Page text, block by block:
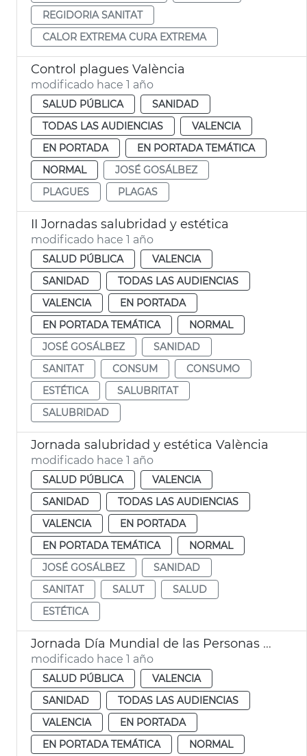
REGIDORIA SANITAT
CALOR EXTREMA CURA EXTREMA
Control plagues València
modificado hace 1 año
SALUD PÚBLICA
SANIDAD
TODAS LAS AUDIENCIAS
VALENCIA
EN PORTADA
EN PORTADA TEMÁTICA
NORMAL
JOSÉ GOSÁLBEZ
PLAGUES
PLAGAS
II Jornadas salubridad y estética
modificado hace 1 año
SALUD PÚBLICA
VALENCIA
SANIDAD
TODAS LAS AUDIENCIAS
VALENCIA
EN PORTADA
EN PORTADA TEMÁTICA
NORMAL
JOSÉ GOSÁLBEZ
SANIDAD
SANITAT
CONSUM
CONSUMO
ESTÉTICA
SALUBRITAT
SALUBRIDAD
Jornada salubridad y estética València
modificado hace 1 año
SALUD PÚBLICA
VALENCIA
SANIDAD
TODAS LAS AUDIENCIAS
VALENCIA
EN PORTADA
EN PORTADA TEMÁTICA
NORMAL
JOSÉ GOSÁLBEZ
SANIDAD
SANITAT
SALUT
SALUD
ESTÉTICA
Jornada Día Mundial de las Personas Consumidoras
modificado hace 1 año
SALUD PÚBLICA
VALENCIA
SANIDAD
TODAS LAS AUDIENCIAS
VALENCIA
EN PORTADA
EN PORTADA TEMÁTICA
NORMAL